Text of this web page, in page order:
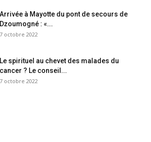
Arrivée à Mayotte du pont de secours de
Dzoumogné : «...
7 octobre 2022
Le spirituel au chevet des malades du
cancer ? Le conseil...
7 octobre 2022